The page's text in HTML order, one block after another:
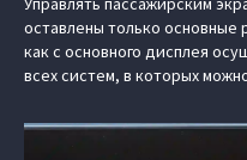
оставлены только основные
как с основного дисплея
всех систем, в которых